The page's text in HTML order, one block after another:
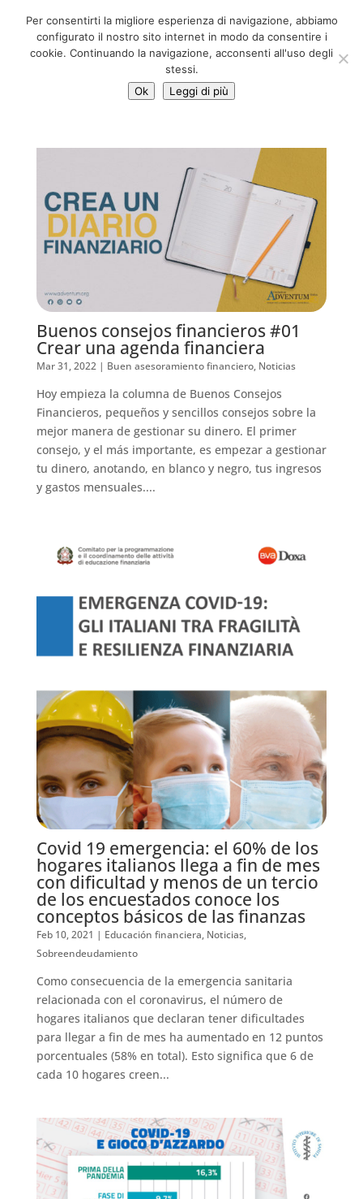
info@adventum.org
Buenos consejos financieros #01
Crear una agenda financiera
Mar 31, 2022| Buen asesoramiento financiero, Noticias
Hoy empieza la columna de Buenos Consejos
Financieros, pequeños y sencillos consejos sobre la
mejor manera de gestionar su dinero. El primer
consejo, y el más importante, es empezar a gestionar
tu dinero, anotando, en blanco y negro, tus ingresos
y gastos mensuales....
Covid 19 emergencia: el 60% de los
hogares italianos llega a fin de mes
con dificultad y menos de un tercio
de los encuestados conoce los
conceptos básicos de las finanzas
Feb 10, 2021 | Educación financiera, Noticias,
Sobreendeudamiento
Como consecuencia de la emergencia sanitaria
relacionada con el coronavirus, el número de
hogares italianos que declaran tener dificultades
para llegar a fin de mes ha aumentado en 12 puntos
porcentuales (58% en total). Esto significa que 6 de
cada 10 hogares creen...
Per consentirti la migliore esperienza di navigazione, abbiamo
configurato il nostro sito internet in modo da consentire i
cookie. Continuando la navigazione, acconsenti all'uso degli
stessi.
Ok
Leggi di più